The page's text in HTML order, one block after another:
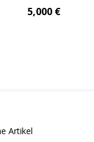
5,000€
Artikel